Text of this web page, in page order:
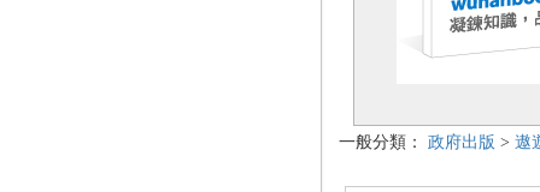
一般分類： 政府出版 > 遨